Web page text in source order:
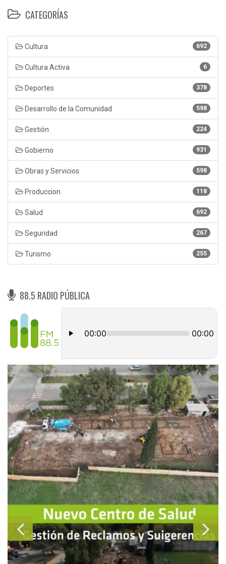
CATEGORÍAS
692
Cultura
6
Cultura Activa
378
Deportes
598
Desarrollo de la Comunidad
224
Gestión
931
Gobierno
598
Obras y Servicios
118
Produccion
692
Salud
267
Seguridad
255
Turismo
88.5 RADIO PÚBLICA